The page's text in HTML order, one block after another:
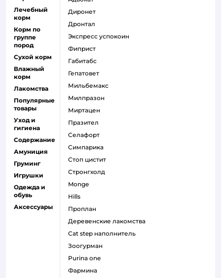
Лечебный
корм
Корм по
группе
пород
Сухой корм
Влажный
корм
Лакомства
Популярные
товары
Уход и
гигиена
Содержание
Амуниция
Груминг
Игрушки
Одежда и
обувь
Аксессуары
диронет
дронтал
экспресс успокоин
фиприст
габитабс
гепатовет
мильбемакс
милпразон
миртацен
празител
селафорт
симпарика
стоп цистит
стронгхолд
monge
hills
проплан
деревенские лакомства
cat step наполнитель
зоогурман
purina one
фармина